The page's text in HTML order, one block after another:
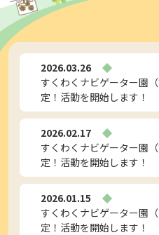
幼稚園・保育所等
動画をみる
読み物をよむ
取り組み事例
ナビゲーター 園の
2026.03.26
すくわくナビゲーター園
定！活動を開始します！
2026.02.17
すくわくナビゲーター園
定！活動を開始します！
2026.01.15
すくわくナビゲーター園
定！活動を開始します！